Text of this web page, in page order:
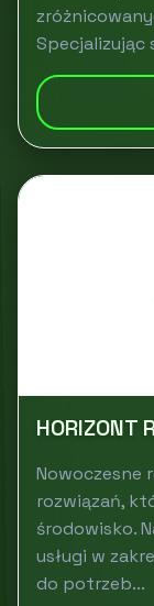
Specjalizując
HORIZONT
Nowoczesne
rozwiązań,
środowisko.
usługi w
do potrzeb...